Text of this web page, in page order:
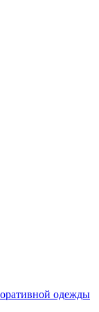
одежды